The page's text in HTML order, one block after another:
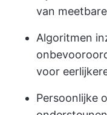
van
Algoritmen
voor
Persoonlijke